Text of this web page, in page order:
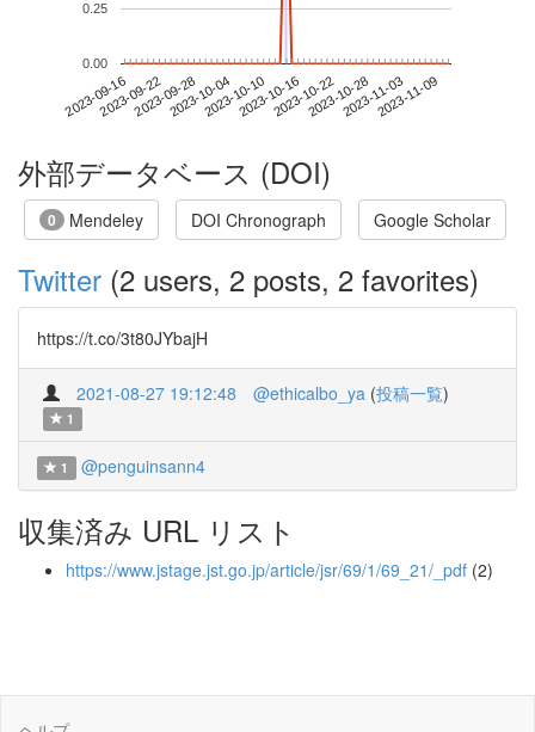
2023-09-162023-09-222023-09-282023-10-042023-10-102023-10-162023-10-222023-10-282023-11-032023-11-09
0.00
0.25
外部データベース (DOI)
0 Mendeley DOI Chronograph Google Scholar
Twitter (2 users, 2 posts, 2 favorites)
https://t.co/3t80JYbajH
2021-08-27 19:12:48 @ethicalbo_ya (投稿一覧)
1
1 @penguinsann4
収集済み URL リスト
https://www.jstage.jst.go.jp/article/jsr/69/1/69_21/_pdf (2)